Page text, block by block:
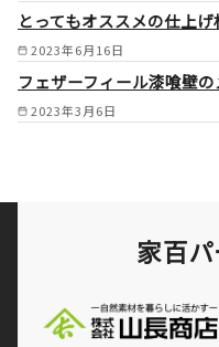
2023年6月16日
とってもオススメの仕上げ
2023年3月6日
フェザーフィール漆喰壁
家百